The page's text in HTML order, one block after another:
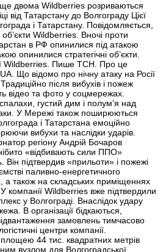
двома Wildberries розриваються
від Татарстану до Волгограду Цієї
і Татарстану. Повідомляється,
Wildberries. Вночі проти
в РФ опинилися під атакою
опинилися стратегічні об’єкти.
Wildberries. Пише ТСН. Про це
Що відомо про нічну атаку на Росії
після вибухів і пожеж
відео та фото у соцмережах.
густий дим і полум’я над
У Мережі також поширюються
і Татарстана емоційно
вибухи та наслідки ударів.
регіону Андрій Бочаров
«відбивають сили ППО»
Він підтвердив «прильоти» і пожежі
паливно-енергетичного
а також на складських приміщеннях
компанії Wildberries вже підтвердили
у Волгограді. Внаслідок удару
В організації бідкаються,
замовлень тимчасово
центри компанії.
44 тис. квадратних метрів
вузлом для Волгоградської,